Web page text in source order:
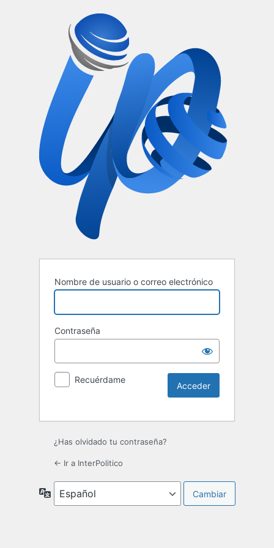
Nombre de usuario o correo electrónico
Contraseña
Recuérdame
¿Has olvidado tu contraseña?
← Ir a InterPolitico
Idioma